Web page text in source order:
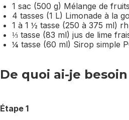
1 sac (500 g) Mélange de
4 tasses (1 L) Limonade à la
1 à 1 ½ tasse (250 à 375 ml)
⅓ tasse (83 ml) jus de lime
¼ tasse (60 ml) Sirop simple
De quoi ai-je besoin
Étape 1